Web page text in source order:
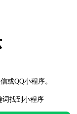
或QQ小程序。
词找到小程序